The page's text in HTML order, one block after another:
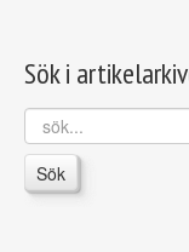
Sök i
sök...
Sök